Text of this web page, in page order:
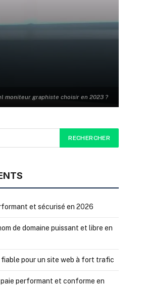
moniteur graphiste choisir en 2023 ?
et sécurisé en 2026
de domaine puissant et libre en
fiable pour un site web à fort trafic
performant et conforme en